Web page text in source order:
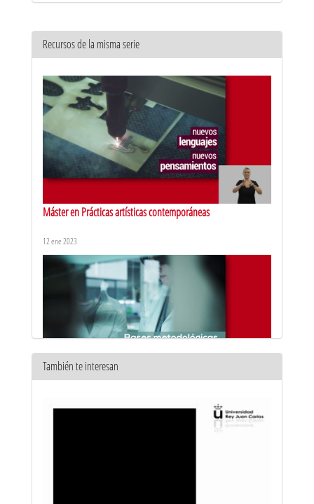
Recursos de la misma serie
Máster en Prácticas artísticas contemporáneas
12 ene 2023
ecología
También te interesan